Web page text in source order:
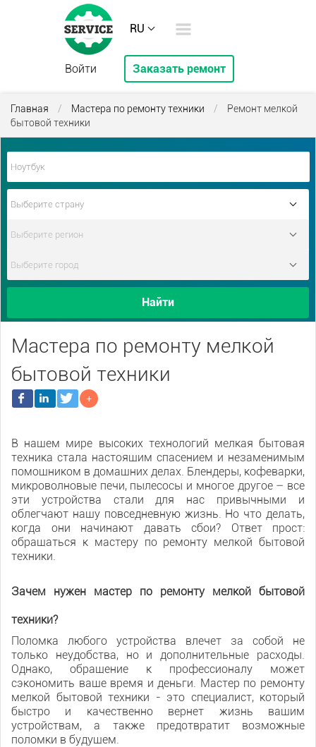
RU
Войти Заказать ремонт
Главная / Мастера по ремонту техники /
Ремонт мелкой
бытовой техники
Найти
Мастера по ремонту мелкой
бытовой техники
В нашем мире высоких технологий мелкая бытовая
техника стала настоящим спасением и незаменимым
помощником в домашних делах. Блендеры, кофеварки,
микроволновые печи, пылесосы и многое другое – все
эти устройства стали для нас привычными и
облегчают нашу повседневную жизнь. Но что делать,
когда они начинают давать сбои? Ответ прост:
обращаться к мастеру по ремонту мелкой бытовой
техники.
Зачем нужен мастер по ремонту мелкой бытовой
техники?
Поломка любого устройства влечет за собой не
только неудобства, но и дополнительные расходы.
Однако, обращение к профессионалу может
сэкономить ваше время и деньги. Мастер по ремонту
мелкой бытовой техники - это специалист, который
быстро и качественно вернет жизнь вашим
устройствам, а также предотвратит возможные
поломки в будущем.